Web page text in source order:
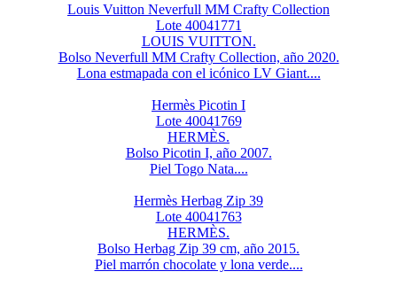
Louis Vuitton Neverfull MM Crafty Collection
Lote 40041771
LOUIS VUITTON.
Bolso Neverfull MM Crafty Collection, año 2020.
Lona estmapada con el icónico LV Giant....
Hermès Picotin I
Lote 40041769
HERMÈS.
Bolso Picotin I, año 2007.
Piel Togo Nata....
Hermès Herbag Zip 39
Lote 40041763
HERMÈS.
Bolso Herbag Zip 39 cm, año 2015.
Piel marrón chocolate y lona verde....